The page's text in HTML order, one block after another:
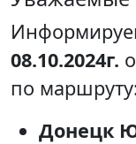
08.10.2024г.
по
Донецк